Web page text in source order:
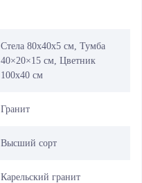
Стела 80х40х5 см, Тумба
40×20×15 см, Цветник
100х40 см
Гранит
Высший сорт
Карельский гранит